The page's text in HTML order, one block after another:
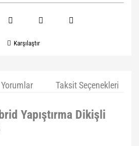
Karşılaştır
Yorumlar Taksit Seçenekleri
Yapıştırma Dikişli